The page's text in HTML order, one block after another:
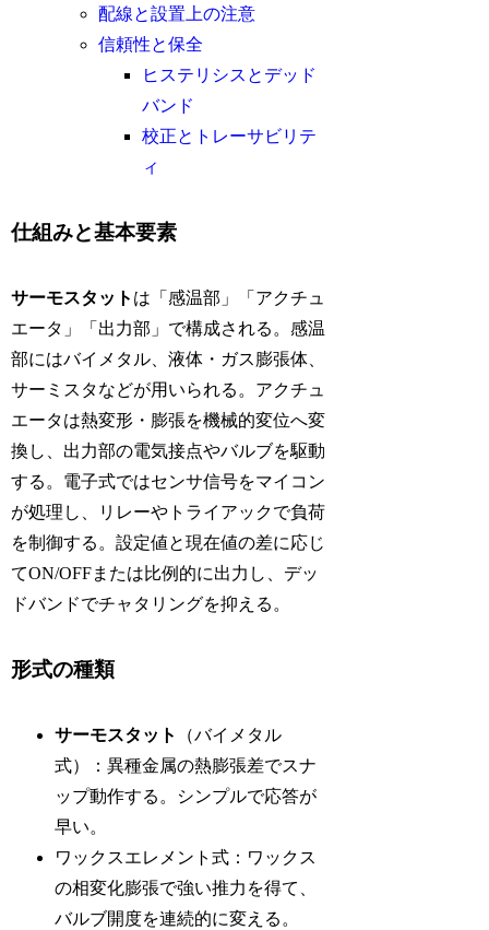
配線と設置上の注意
信頼性と保全
ヒステリシスとデッド
バンド
校正とトレーサビリテ
ィ
仕組みと基本要素
サーモスタット は「感温部」「アクチュ
エータ」「出力部」で構成される。感温
部にはバイメタル、液体・ガス膨張体、
サーミスタなどが用いられる。アクチュ
エータは熱変形・膨張を機械的変位へ変
換し、出力部の電気接点やバルブを駆動
する。電子式ではセンサ信号をマイコン
が処理し、リレーやトライアックで負荷
を制御する。設定値と現在値の差に応じ
てON/OFFまたは比例的に出力し、デッ
ドバンドでチャタリングを抑える。
形式の種類
サーモスタット
（バイメタル
式）：異種金属の熱膨張差でスナ
ップ動作する。シンプルで応答が
早い。
ワックスエレメント式：ワックス
の相変化膨張で強い推力を得て、
バルブ開度を連続的に変える。